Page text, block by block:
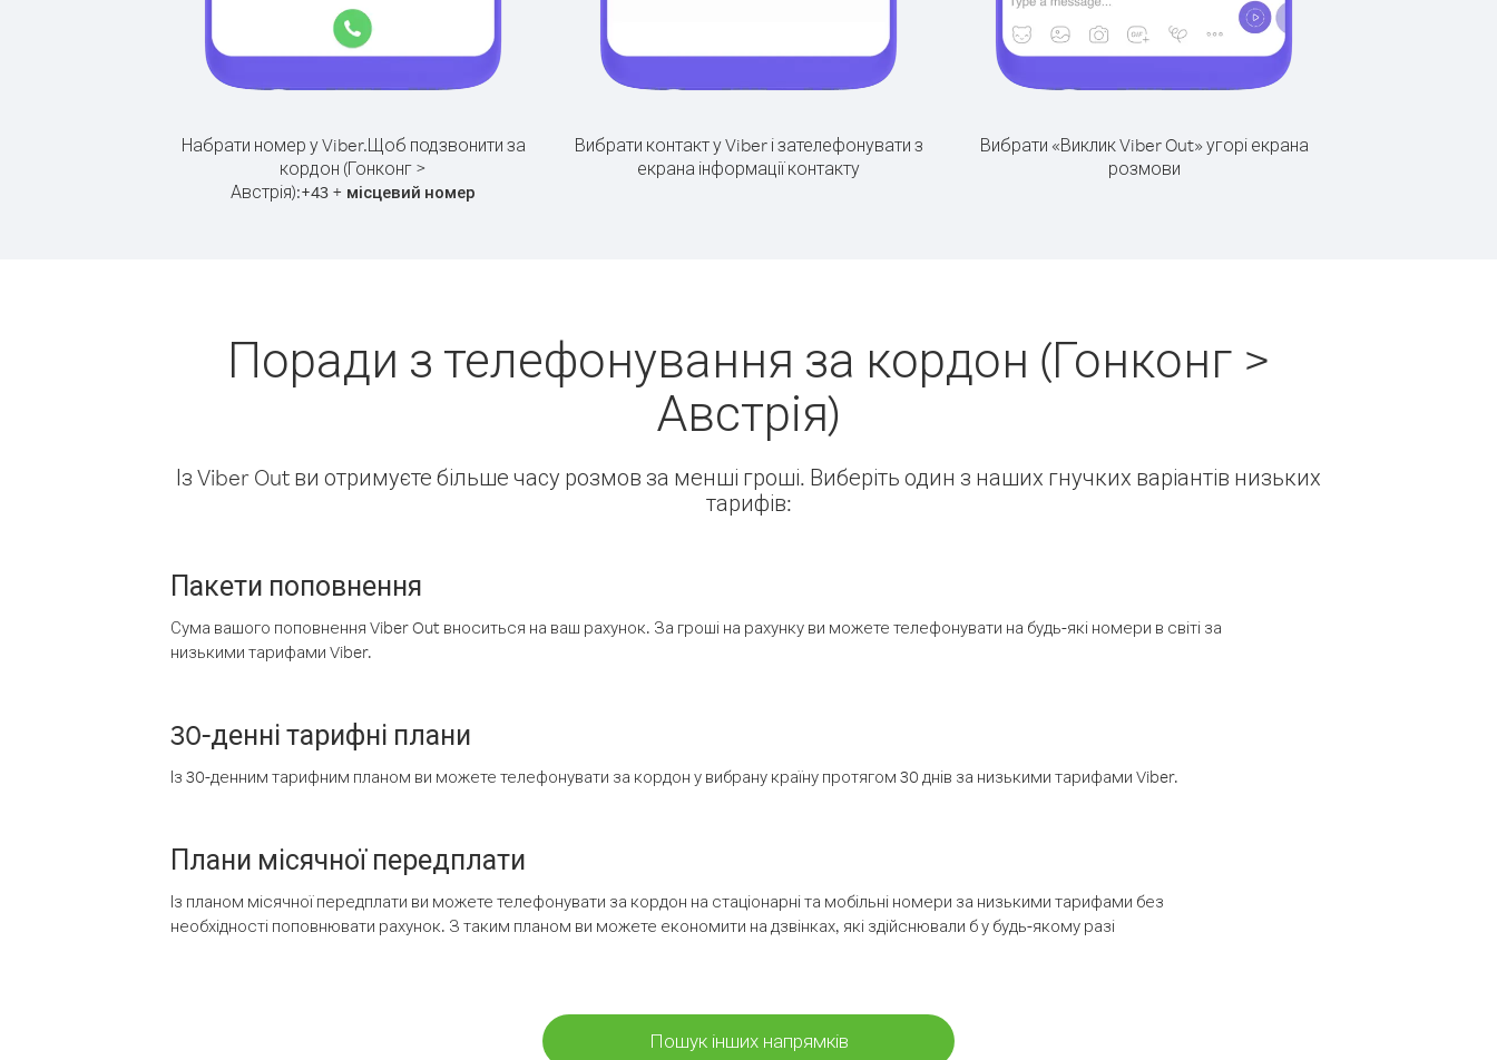
Набрати номер у Viber.Щоб подзвонити за
кордон (Гонконг >
Австрія):+43 + місцевий номер
Вибрати контакт у Viber і зателефонувати з
екрана інформації контакту
Вибрати «Виклик Viber Out» угорі екрана
розмови
Поради з телефонування за кордон (Гонконг >
Австрія)
Із Viber Out ви отримуєте більше часу розмов за менші гроші. Виберіть один з наших гнучких варіантів низьких
тарифів:
Пакети поповнення
Сума вашого поповнення Viber Out вноситься на ваш рахунок. За гроші на рахунку ви можете телефонувати на будь-які номери в світі за
низькими тарифами Viber.
30-денні тарифні плани
Із 30-денним тарифним планом ви можете телефонувати за кордон у вибрану країну протягом 30 днів за низькими тарифами Viber.
Плани місячної передплати
Із планом місячної передплати ви можете телефонувати за кордон на стаціонарні та мобільні номери за низькими тарифами без
необхідності поповнювати рахунок. З таким планом ви можете економити на дзвінках, які здійснювали б у будь-якому разі
Пошук інших напрямків